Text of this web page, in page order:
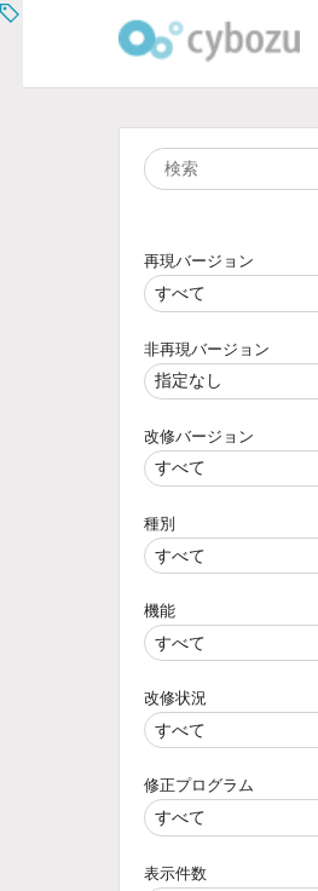
再現バージョン
非再現バージョン
改修バージョン
種別
機能
改修状況
修正プログラム
表示件数